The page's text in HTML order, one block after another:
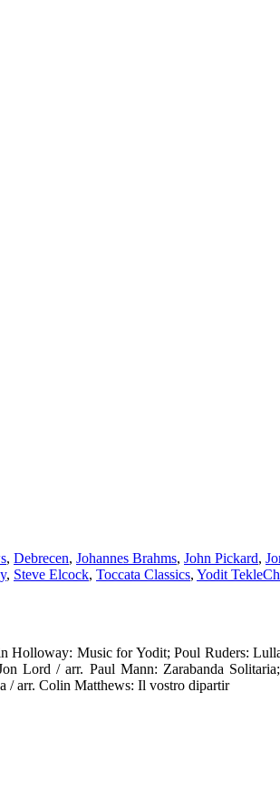
, Debrecen, Johannes Brahms, John Pickard,
, Steve Elcock, Toccata Classics, Yodit Tekle
Holloway: Music for Yodit; Poul Ruders:
Lord / arr. Paul Mann: Zarabanda
/ arr. Colin Matthews: Il vostro dipartir